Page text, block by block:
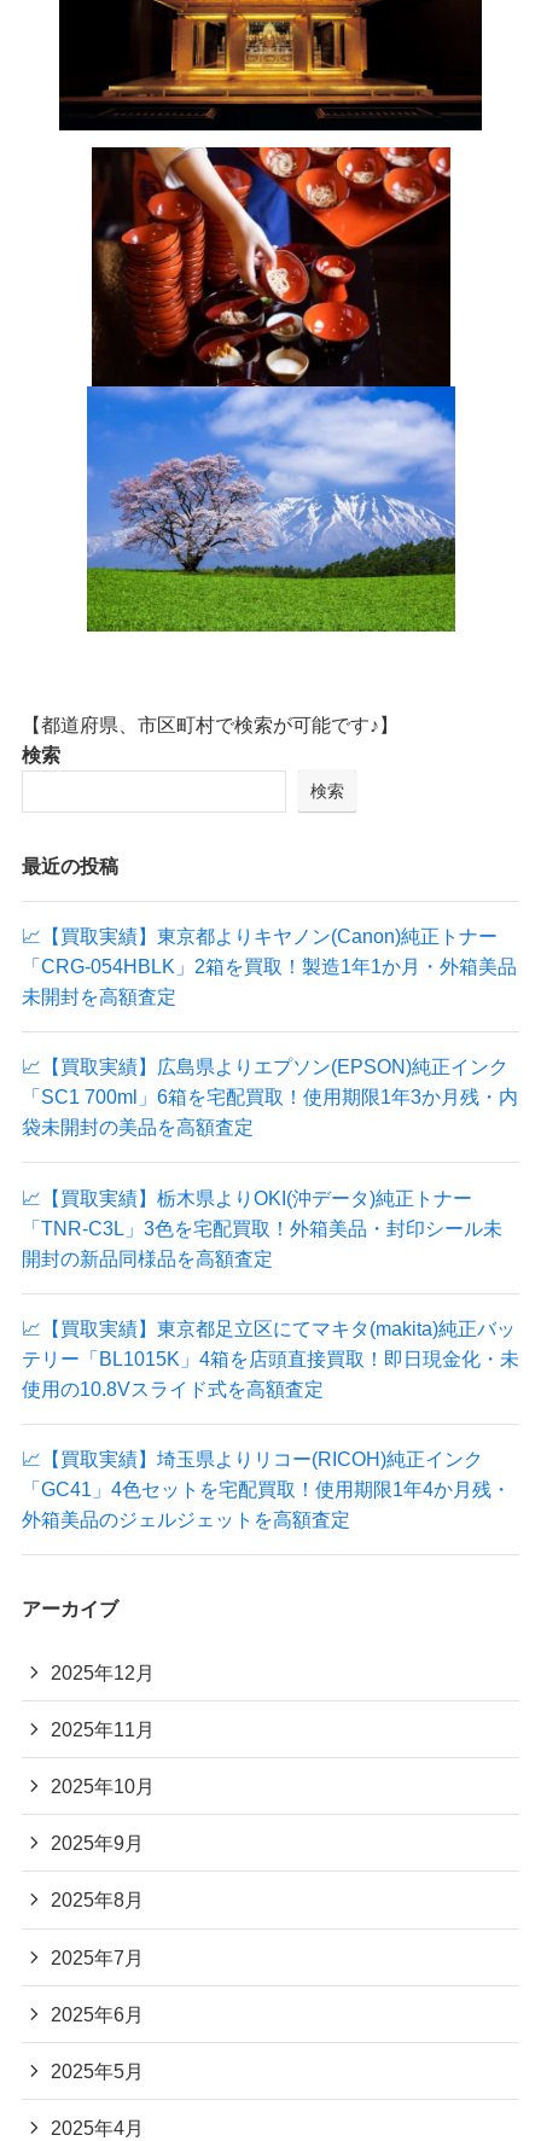
【都道府県、市区町村で検索が可能です♪】
検索
検索
最近の投稿
📈【買取実績】東京都よりキヤノン(Canon)純正トナー
「CRG-054HBLK」2箱を買取！製造1年1か月・外箱美品
未開封を高額査定
📈【買取実績】広島県よりエプソン(EPSON)純正インク
「SC1 700ml」6箱を宅配買取！使用期限1年3か月残・内
袋未開封の美品を高額査定
📈【買取実績】栃木県よりOKI(沖データ)純正トナー
「TNR-C3L」3色を宅配買取！外箱美品・封印シール未
開封の新品同様品を高額査定
📈【買取実績】東京都足立区にてマキタ(makita)純正バッ
テリー「BL1015K」4箱を店頭直接買取！即日現金化・未
使用の10.8Vスライド式を高額査定
📈【買取実績】埼玉県よりリコー(RICOH)純正インク
「GC41」4色セットを宅配買取！使用期限1年4か月残・
外箱美品のジェルジェットを高額査定
アーカイブ
2025年12月
2025年11月
2025年10月
2025年9月
2025年8月
2025年7月
2025年6月
2025年5月
2025年4月